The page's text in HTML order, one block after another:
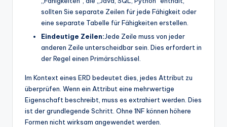
sollten Sie separate Zeilen für jede Fähigkeit oder
eine separate Tabelle für Fähigkeiten erstellen.
Eindeutige Zeilen:Jede Zeile muss von jeder
anderen Zeile unterscheidbar sein. Dies erfordert in
der Regel einen Primärschlüssel.
Im Kontext eines ERD bedeutet dies, jedes Attribut zu
überprüfen. Wenn ein Attribut eine mehrwertige
Eigenschaft beschreibt, muss es extrahiert werden. Dies
ist der grundlegende Schritt. Ohne 1NF können höhere
Formen nicht wirksam angewendet werden.